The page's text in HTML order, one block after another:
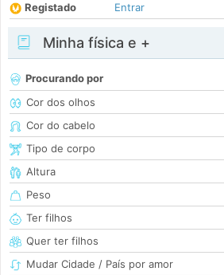
Registado
Entrar
Minha física e +
Procurando por
Cor dos olhos
Cor do cabelo
Tipo de corpo
Altura
Peso
Ter filhos
Quer ter filhos
Mudar Cidade / País por amor